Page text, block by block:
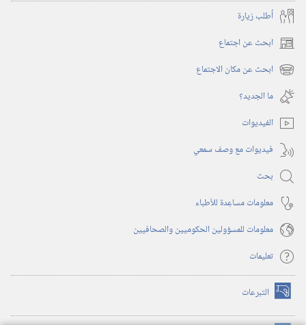
أُطلب زيارة
ابحث عن اجتماع (يفتح
نافذة ابحث عن مكان الاجتماع (يفتح
نافذة
جديدة)
ما الجديد؟‏
الفيديوات
فيديوات مع وصف سمعي
بحث
معلومات مساعِدة للأطباء
معلومات للمسؤولين الحكوميين والصحافيين
تعليمات
التبرعات (يفتح
نافذة